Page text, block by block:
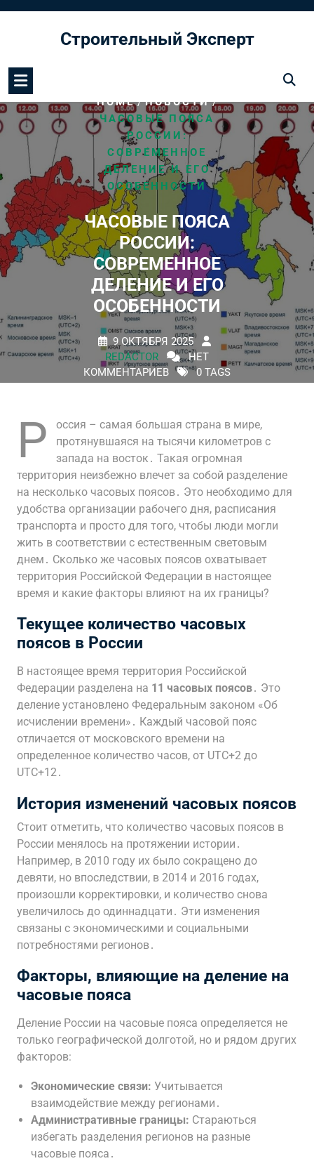
содержимомуСтроительный Эксперт
HOME/НОВОСТИ/
ЧАСОВЫЕ ПОЯСА
РОССИИ:
СОВРЕМЕННОЕ
ДЕЛЕНИЕ И ЕГО
ОСОБЕННОСТИ
ЧАСОВЫЕ ПОЯСА
РОССИИ:
СОВРЕМЕННОЕ
ДЕЛЕНИЕ И ЕГО
ОСОБЕННОСТИ
9 ОКТЯБРЯ 2025
REDACTOR
НЕТ
КОММЕНТАРИЕВ
0 TAGS
Р
оссия – самая большая страна в мире,
протянувшаяся на тысячи километров с
запада на восток․ Такая огромная
территория неизбежно влечет за собой разделение
на несколько часовых поясов․ Это необходимо для
удобства организации рабочего дня, расписания
транспорта и просто для того, чтобы люди могли
жить в соответствии с естественным световым
днем․ Сколько же часовых поясов охватывает
территория Российской Федерации в настоящее
время и какие факторы влияют на их границы?
Текущее количество часовых
поясов в России
В настоящее время территория Российской
Федерации разделена на 11 часовых поясов․ Это
деление установлено Федеральным законом «Об
исчислении времени»․ Каждый часовой пояс
отличается от московского времени на
определенное количество часов, от UTC+2 до
UTC+12․
История изменений часовых поясов
Стоит отметить, что количество часовых поясов в
России менялось на протяжении истории․
Например, в 2010 году их было сокращено до
девяти, но впоследствии, в 2014 и 2016 годах,
произошли корректировки, и количество снова
увеличилось до одиннадцати․ Эти изменения
связаны с экономическими и социальными
потребностями регионов․
Факторы, влияющие на деление на
часовые пояса
Деление России на часовые пояса определяется не
только географической долготой, но и рядом других
факторов:
Экономические связи: Учитывается
взаимодействие между регионами․
Административные границы: Стараються
избегать разделения регионов на разные
часовые пояса․